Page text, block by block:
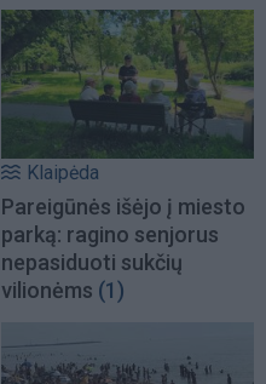
Klaipėda
Pareigūnės išėjo į miesto
parką: ragino senjorus
nepasiduoti sukčių
vilionėms (1)